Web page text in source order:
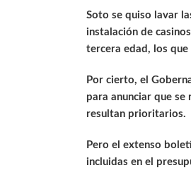
Soto se quiso lavar
instalación de
tercera edad, los que
Por cierto, el
para anunciar que
resultan prioritarios.
Pero el extenso
incluidas en el